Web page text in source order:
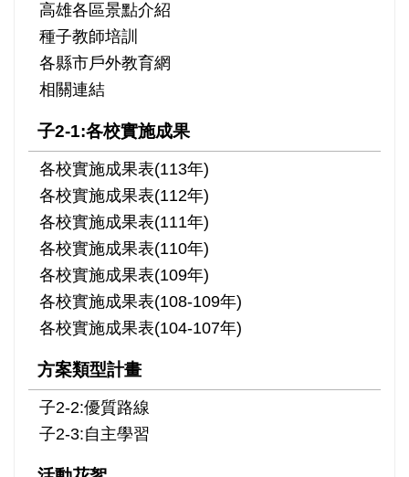
高雄各區景點介紹
種子教師培訓
各縣市戶外教育網
相關連結
子2-1:各校實施成果
各校實施成果表(113年)
各校實施成果表(112年)
各校實施成果表(111年)
各校實施成果表(110年)
各校實施成果表(109年)
各校實施成果表(108-109年)
各校實施成果表(104-107年)
方案類型計畫
子2-2:優質路線
子2-3:自主學習